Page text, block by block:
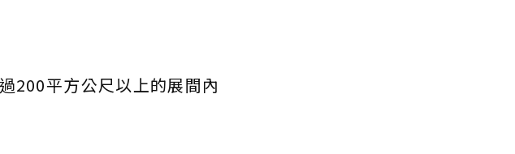
200平方公尺以上的展間內